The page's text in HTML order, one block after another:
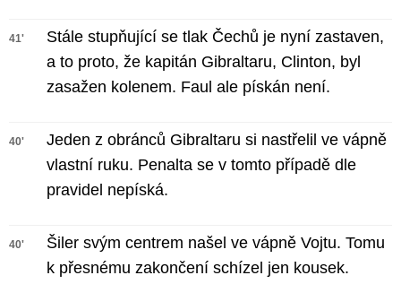
41'
Stále stupňující se tlak Čechů je nyní zastaven,
a to proto, že kapitán Gibraltaru, Clinton, byl
zasažen kolenem. Faul ale pískán není.
40'
Jeden z obránců Gibraltaru si nastřelil ve vápně
vlastní ruku. Penalta se v tomto případě dle
pravidel nepíská.
40'
Šiler svým centrem našel ve vápně Vojtu. Tomu
k přesnému zakončení schízel jen kousek.